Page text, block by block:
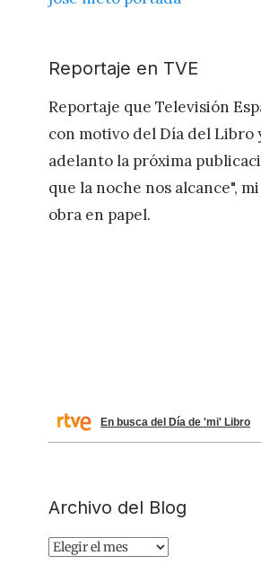
Reportaje en TVE
Reportaje que Televisión
con motivo del Día del Libro
adelanto la próxima
que la noche nos alcance",
obra en papel.
En busca del Día de 'mi' Libro
Archivo del Blog
Archivo